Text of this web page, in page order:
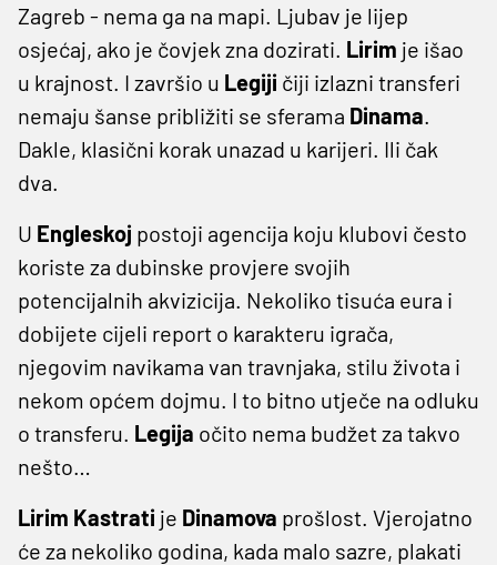
Zagreb - nema ga na mapi. Ljubav je lijep
osjećaj, ako je čovjek zna dozirati. Lirim je išao
u krajnost. I završio u Legiji čiji izlazni transferi
nemaju šanse približiti se sferama Dinama.
Dakle, klasični korak unazad u karijeri. Ili čak
dva.
U Engleskoj postoji agencija koju klubovi često
koriste za dubinske provjere svojih
potencijalnih akvizicija. Nekoliko tisuća eura i
dobijete cijeli report o karakteru igrača,
njegovim navikama van travnjaka, stilu života i
nekom općem dojmu. I to bitno utječe na odluku
o transferu. Legija očito nema budžet za takvo
nešto…
Lirim Kastrati je Dinamova prošlost. Vjerojatno
će za nekoliko godina, kada malo sazre, plakati